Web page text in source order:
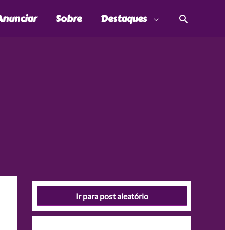
Sobre Destaques
Ir para post aleatório